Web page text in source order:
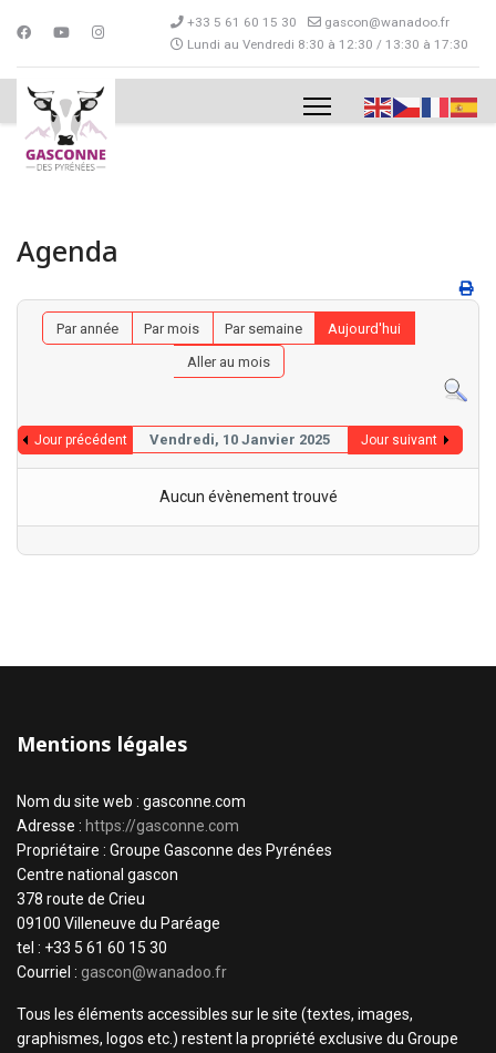
+33 5 61 60 15 30
gascon@wanadoo.fr
Lundi au Vendredi 8:30 à 12:30 / 13:30 à 17:30
Agenda
Par année Par mois Par semaine
Aujourd'hui
Aller au mois
Jour précédent Vendredi, 10 Janvier 2025 Jour suivant
Aucun évènement trouvé
Mentions légales
Nom du site web : gasconne.com
Adresse : https://gasconne.com
Propriétaire : Groupe Gasconne des Pyrénées
Centre national gascon
378 route de Crieu
09100 Villeneuve du Paréage
tel : +33 5 61 60 15 30
Courriel : gascon@wanadoo.fr
Tous les éléments accessibles sur le site (textes, images,
graphismes, logos etc.) restent la propriété exclusive du Groupe